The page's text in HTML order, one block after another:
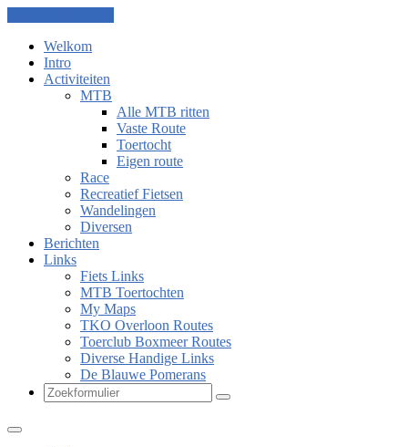
Welkom
Intro
Activiteiten
MTB
Alle MTB ritten
Vaste Route
Toertocht
Eigen route
Race
Recreatief Fietsen
Wandelingen
Diversen
Berichten
Links
Fiets Links
MTB Toertochten
My Maps
TKO Overloon Routes
Toerclub Boxmeer Routes
Diverse Handige Links
De Blauwe Pomerans
Zoeken